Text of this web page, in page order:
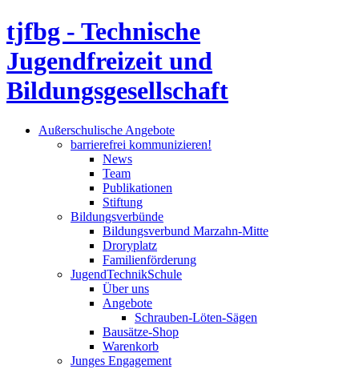
tjfbg - Technische
Jugendfreizeit und
Bildungsgesellschaft
Außerschulische Angebote
barrierefrei kommunizieren!
News
Team
Publikationen
Stiftung
Bildungsverbünde
Bildungsverbund Marzahn-Mitte
Droryplatz
Familienförderung
JugendTechnikSchule
Über uns
Angebote
Schrauben-Löten-Sägen
Bausätze-Shop
Warenkorb
Junges Engagement